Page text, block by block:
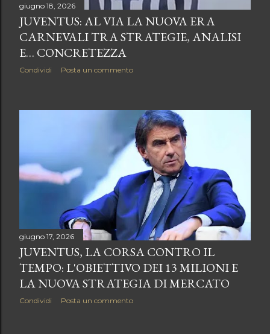
giugno 18, 2026
JUVENTUS: AL VIA LA NUOVA ERA
CARNEVALI TRA STRATEGIE, ANALISI
E… CONCRETEZZA
Condividi Posta un commento
giugno 17, 2026
JUVENTUS, LA CORSA CONTRO IL
TEMPO: L'OBIETTIVO DEI 13 MILIONI E
LA NUOVA STRATEGIA DI MERCATO
Condividi Posta un commento